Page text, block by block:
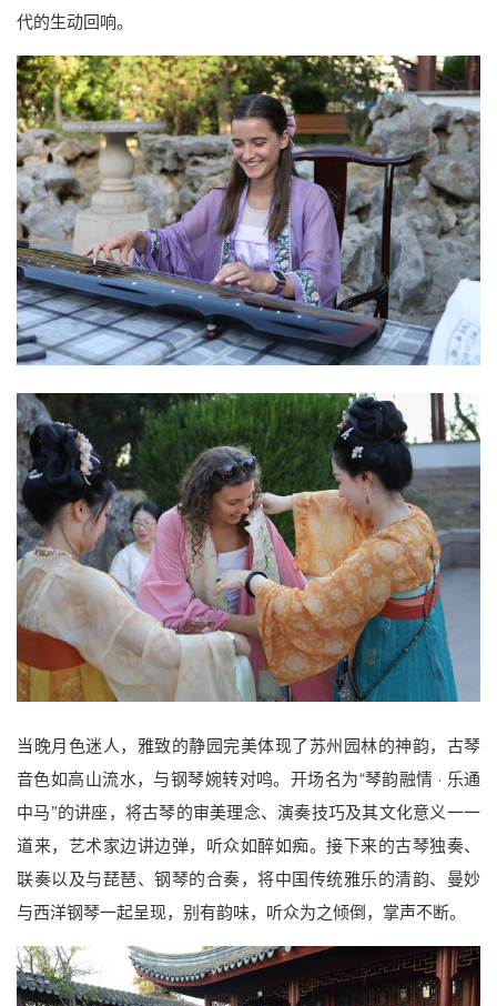
代的生动回响。
当晚月色迷人，雅致的静园完美体现了苏州园林的神韵，古琴
音色如高山流水，与钢琴婉转对鸣。开场名为“琴韵融情 · 乐通
中马”的讲座，将古琴的审美理念、演奏技巧及其文化意义一一
道来，艺术家边讲边弹，听众如醉如痴。接下来的古琴独奏、
联奏以及与琵琶、钢琴的合奏，将中国传统雅乐的清韵、曼妙
与西洋钢琴一起呈现，别有韵味，听众为之倾倒，掌声不断。